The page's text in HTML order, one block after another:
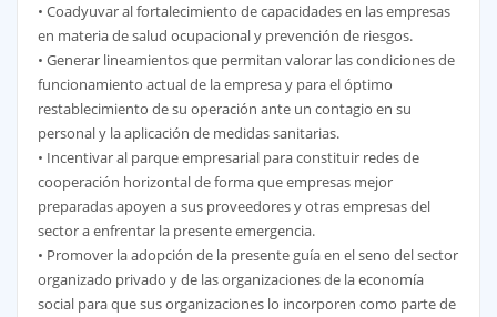
• Coadyuvar al fortalecimiento de capacidades en las empresas
en materia de salud ocupacional y prevención de riesgos.
• Generar lineamientos que permitan valorar las condiciones de
funcionamiento actual de la empresa y para el óptimo
restablecimiento de su operación ante un contagio en su
personal y la aplicación de medidas sanitarias.
• Incentivar al parque empresarial para constituir redes de
cooperación horizontal de forma que empresas mejor
preparadas apoyen a sus proveedores y otras empresas del
sector a enfrentar la presente emergencia.
• Promover la adopción de la presente guía en el seno del sector
organizado privado y de las organizaciones de la economía
social para que sus organizaciones lo incorporen como parte de